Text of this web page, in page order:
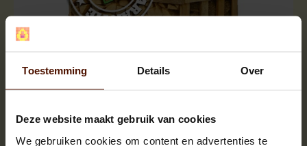
Toestemming Details Over
Deze website maakt gebruik van cookies
We gebruiken cookies om content en advertenties te
Halve pallets | ca.500 blokken |
ca.120x80x120cm. | bloklengte ca.25 cm.